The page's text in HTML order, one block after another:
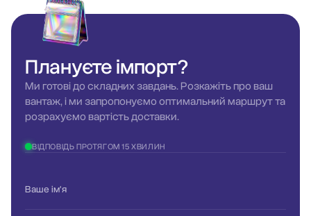
Плануєтеімпорт?
Ми готові до складних завдань. Розкажіть про ваш
вантаж, і ми запропонуємо оптимальний маршрут та
розрахуємо вартість доставки.
ВІДПОВІДЬ ПРОТЯГОМ 15 ХВИЛИН
Ваше ім'я